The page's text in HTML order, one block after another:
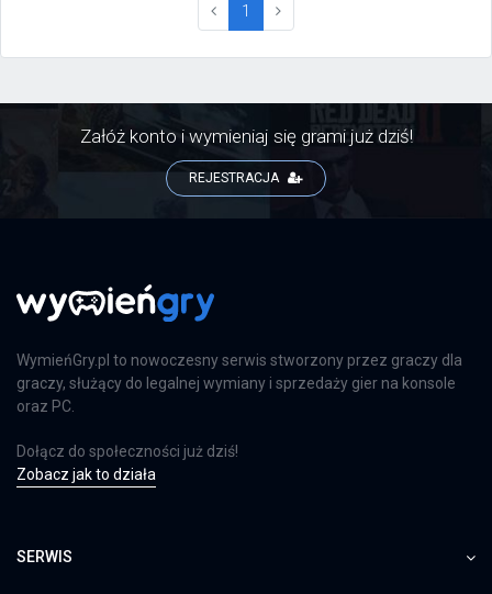
1 (current)
Załóż konto i wymieniaj się grami już dziś!
REJESTRACJA
WymieńGry.pl to nowoczesny serwis stworzony przez graczy dla
graczy, służący do legalnej wymiany i sprzedaży gier na konsole
oraz PC.
Dołącz do społeczności już dziś!
Zobacz jak to działa
SERWIS